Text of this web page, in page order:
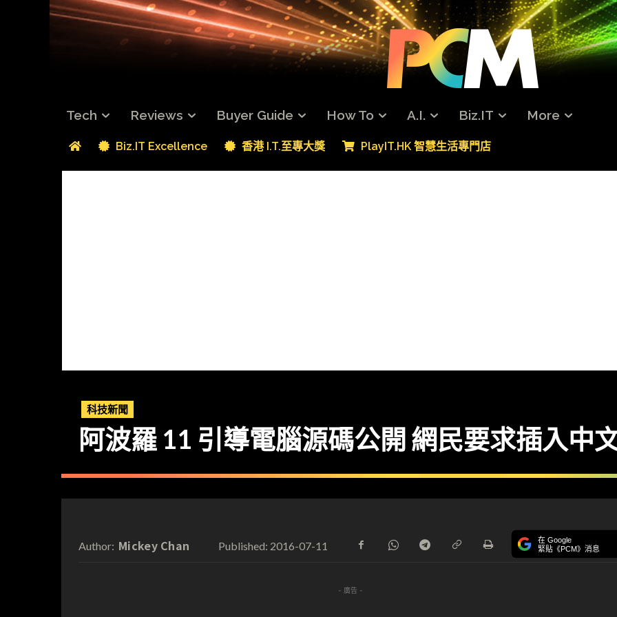
Tech Reviews Buyer Guide How To A.I. Biz.IT More
Biz.IT Excellence 香港 I.T.至專大獎 PlayIT.HK 智慧生活專門店
科技新聞
阿波羅 11 引導電腦源碼公開 網民要求插入中
Author: Mickey Chan Published: 2016-07-11 在 Google
緊貼《PCM》消息
- 廣告 -